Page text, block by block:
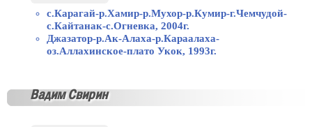
с.Карагай-р.Хамир-р.Мухор-р.Кумир-г.Чемчудой-
с.Кайтанак-с.Огневка, 2004г.
Джазатор-р.Ак-Алаха-р.Караалаха-
оз.Аллахинское-плато Укок, 1993г.
Вадим Свирин